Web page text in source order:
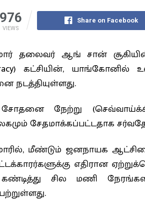
976
VIEWS
Share on Facebook
தலைவர் ஆங் சான்
கட்சியின்,
நடத்தியுள்ளது.
நேற்று
சேதமாக்கப்பட்டதாக
மீண்டும் ஜனநாயக
எதிரான
சில மணி